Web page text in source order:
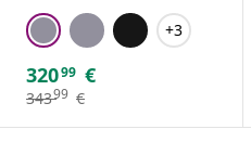
+3
32099 €
34399 €